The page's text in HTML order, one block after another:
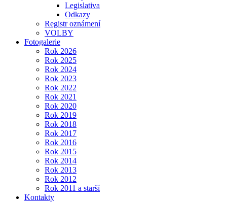
Legislativa
Odkazy
Registr oznámení
VOLBY
Fotogalerie
Rok 2026
Rok 2025
Rok 2024
Rok 2023
Rok 2022
Rok 2021
Rok 2020
Rok 2019
Rok 2018
Rok 2017
Rok 2016
Rok 2015
Rok 2014
Rok 2013
Rok 2012
Rok 2011 a starší
Kontakty